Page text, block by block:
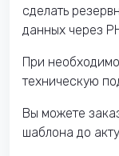
сделать
данных через
При
техническую
Вы можете
шаблона до